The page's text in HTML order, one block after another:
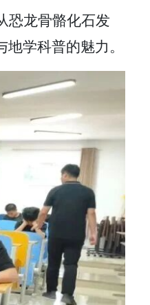
恐龙骨骼化石发
学科普的魅力。